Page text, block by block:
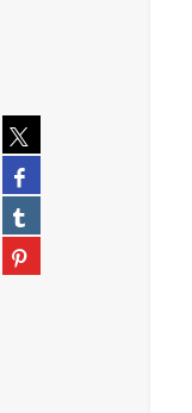
Partager
sur
twitter
(Nouvelle
fenêtre)
Partager
sur
facebook
(Nouvelle
fenêtre)
Partager
sur
tumblr
Partager
sur